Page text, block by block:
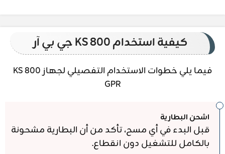
كيفية استخدام KS 800 جي بي آر
فيما يلي خطوات الاستخدام التفصيلي لجهاز KS 800
GPR
اشحن البطارية
قبل البدء في أي مسح، تأكد من أن البطارية مشحونة
بالكامل للتشغيل دون انقطاع.